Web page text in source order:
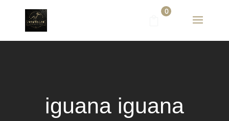
0
iguana iguana